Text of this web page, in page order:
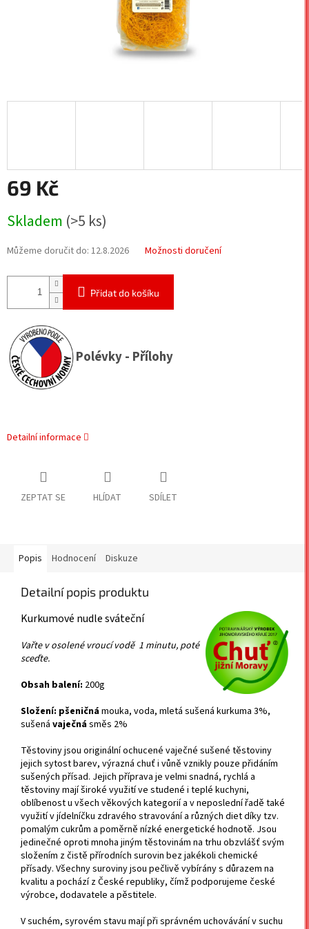
69 Kč
cena:
Skladem (>5 ks)
Můžeme doručit do: 12.8.2026 Možnosti doručení
Přidat do košíku
Polévky - Přílohy
Detailní informace
ZEPTAT SE HLÍDAT SDÍLET
Popis Hodnocení Diskuze
Detailní popis produktu
Kurkumové nudle sváteční
Vařte v osolené vroucí vodě 1 minutu, poté
sceďte.
Obsah balení: 200g
Složení: pšeničnámouka, voda, mletá sušená kurkuma 3%,
sušená vaječnásměs 2%
Těstoviny jsou originální ochucené vaječné sušené těstoviny
jejich sytost barev, výrazná chuť i vůně vznikly pouze přidáním
sušených přísad. Jejich příprava je velmi snadná, rychlá a
těstoviny mají široké využití ve studené i teplé kuchyni,
oblíbenost u všech věkových kategorií a v neposlední řadě také
využití v jídelníčku zdravého stravování a různých diet díky tzv.
pomalým cukrům a poměrně nízké energetické hodnotě. Jsou
jedinečné oproti mnoha jiným těstovinám na trhu obzvlášť svým
složením z čistě přírodních surovin bez jakékoli chemické
přísady. Všechny suroviny jsou pečlivě vybírány s důrazem na
kvalitu a pochází z České republiky, čímž podporujeme české
výrobce, dodavatele a pěstitele.
V suchém, syrovém stavu mají při správném uchovávání v suchu